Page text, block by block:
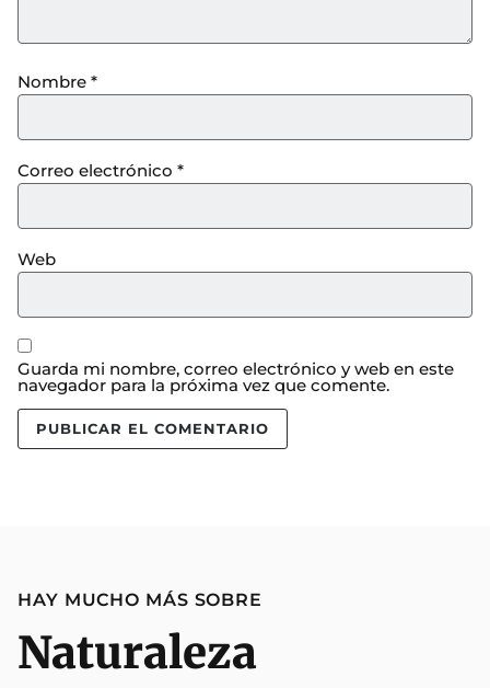
Nombre *
Correo electrónico *
Web
Guarda mi nombre, correo electrónico y web en este
navegador para la próxima vez que comente.
HAY MUCHO MÁS SOBRE
Naturaleza